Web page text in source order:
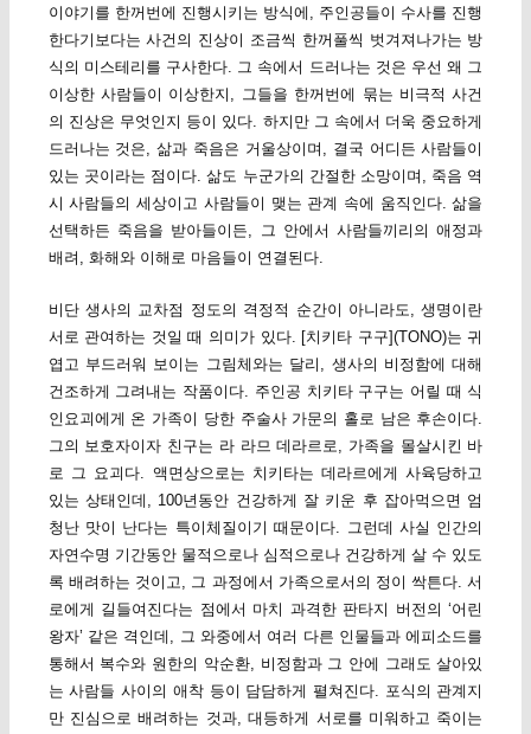
이야기를 한꺼번에 진행시키는 방식에, 주인공들이 수사를 진행
한다기보다는 사건의 진상이 조금씩 한꺼풀씩 벗겨져나가는 방
식의 미스테리를 구사한다. 그 속에서 드러나는 것은 우선 왜 그
이상한 사람들이 이상한지, 그들을 한꺼번에 묶는 비극적 사건
의 진상은 무엇인지 등이 있다. 하지만 그 속에서 더욱 중요하게
드러나는 것은, 삶과 죽음은 거울상이며, 결국 어디든 사람들이
있는 곳이라는 점이다. 삶도 누군가의 간절한 소망이며, 죽음 역
시 사람들의 세상이고 사람들이 맺는 관계 속에 움직인다. 삶을
선택하든 죽음을 받아들이든, 그 안에서 사람들끼리의 애정과
배려, 화해와 이해로 마음들이 연결된다.
비단 생사의 교차점 정도의 격정적 순간이 아니라도, 생명이란
서로 관여하는 것일 때 의미가 있다. [치키타 구구](TONO)는 귀
엽고 부드러워 보이는 그림체와는 달리, 생사의 비정함에 대해
건조하게 그려내는 작품이다. 주인공 치키타 구구는 어릴 때 식
인요괴에게 온 가족이 당한 주술사 가문의 홀로 남은 후손이다.
그의 보호자이자 친구는 라 라므 데라르로, 가족을 몰살시킨 바
로 그 요괴다. 액면상으로는 치키타는 데라르에게 사육당하고
있는 상태인데, 100년동안 건강하게 잘 키운 후 잡아먹으면 엄
청난 맛이 난다는 특이체질이기 때문이다. 그런데 사실 인간의
자연수명 기간동안 물적으로나 심적으로나 건강하게 살 수 있도
록 배려하는 것이고, 그 과정에서 가족으로서의 정이 싹튼다. 서
로에게 길들여진다는 점에서 마치 과격한 판타지 버전의 ‘어린
왕자’ 같은 격인데, 그 와중에서 여러 다른 인물들과 에피소드를
통해서 복수와 원한의 악순환, 비정함과 그 안에 그래도 살아있
는 사람들 사이의 애착 등이 담담하게 펼쳐진다. 포식의 관계지
만 진심으로 배려하는 것과, 대등하게 서로를 미워하고 죽이는